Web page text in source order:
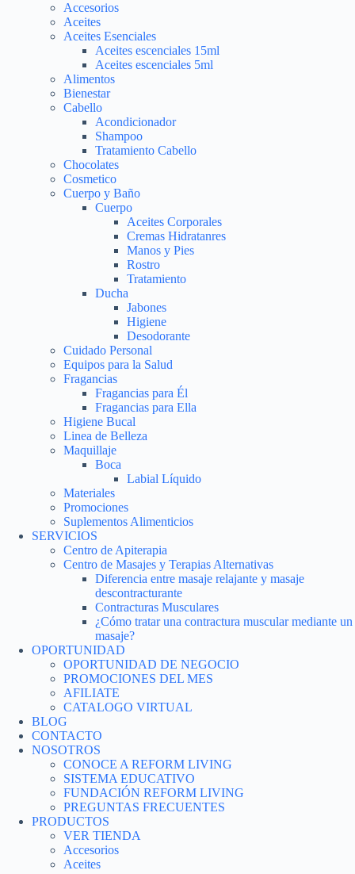
Accesorios
Aceites
Aceites Esenciales
Aceites escenciales 15ml
Aceites escenciales 5ml
Alimentos
Bienestar
Cabello
Acondicionador
Shampoo
Tratamiento Cabello
Chocolates
Cosmetico
Cuerpo y Baño
Cuerpo
Aceites Corporales
Cremas Hidratanres
Manos y Pies
Rostro
Tratamiento
Ducha
Jabones
Higiene
Desodorante
Cuidado Personal
Equipos para la Salud
Fragancias
Fragancias para Él
Fragancias para Ella
Higiene Bucal
Linea de Belleza
Maquillaje
Boca
Labial Líquido
Materiales
Promociones
Suplementos Alimenticios
SERVICIOS
Centro de Apiterapia
Centro de Masajes y Terapias Alternativas
Diferencia entre masaje relajante y masaje
descontracturante
Contracturas Musculares
¿Cómo tratar una contractura muscular mediante un
masaje?
OPORTUNIDAD
OPORTUNIDAD DE NEGOCIO
PROMOCIONES DEL MES
AFILIATE
CATALOGO VIRTUAL
BLOG
CONTACTO
NOSOTROS
CONOCE A REFORM LIVING
SISTEMA EDUCATIVO
FUNDACIÓN REFORM LIVING
PREGUNTAS FRECUENTES
PRODUCTOS
VER TIENDA
Accesorios
Aceites